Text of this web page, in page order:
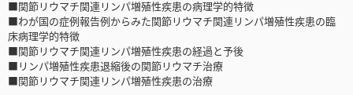
■関節リウマチ関連リンパ増殖性疾患の病理学的特徴
■わが国の症例報告例からみた関節リウマチ関連リンパ増殖性疾患の臨
床病理学的特徴
■関節リウマチ関連リンパ増殖性疾患の経過と予後
■リンパ増殖性疾患退縮後の関節リウマチ治療
■関節リウマチ関連リンパ増殖性疾患の治療